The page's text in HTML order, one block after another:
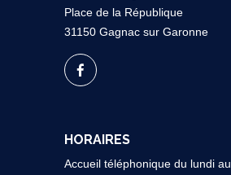
Place de la République
31150 Gagnac sur Garonne
HORAIRES
Accueil téléphonique du lundi au